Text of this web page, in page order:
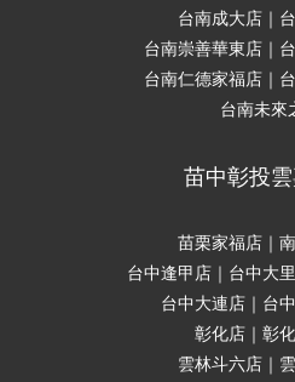
台南成大店｜
台南崇善華東店｜
台南仁德家福店｜
台南未來
苗中彰投
苗栗家福店｜
台中逢甲店｜台中大
台中大連店｜台
彰化店｜彰
雲林斗六店｜